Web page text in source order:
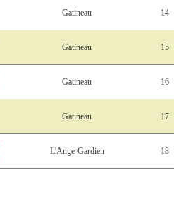
Gatineau 14
Gatineau 15
Gatineau 16
Gatineau 17
L'Ange-Gardien 18